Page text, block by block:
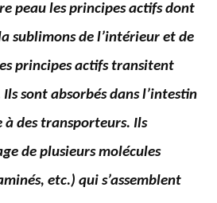
peau les principes actifs dont
sublimons de l’intérieur et de
principes actifs transitent
sont absorbés dans l’intestin
des transporteurs. Ils
de plusieurs molécules
etc.) qui s’assemblent